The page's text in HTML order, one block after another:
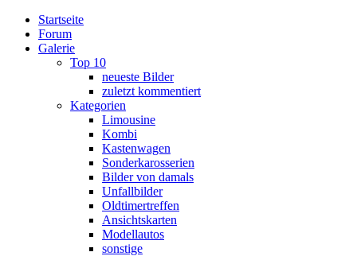
Startseite
Forum
Galerie
Top 10
neueste Bilder
zuletzt kommentiert
Kategorien
Limousine
Kombi
Kastenwagen
Sonderkarosserien
Bilder von damals
Unfallbilder
Oldtimertreffen
Ansichtskarten
Modellautos
sonstige